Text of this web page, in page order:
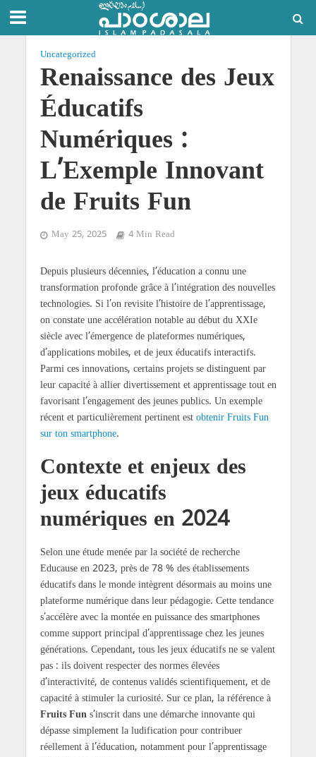
Uncategorized
Renaissance des Jeux
Éducatifs
Numériques :
L’Exemple Innovant
de Fruits Fun
May 25, 2025 4 Min Read
Depuis plusieurs décennies, l’éducation a connu une
transformation profonde grâce à l’intégration des nouvelles
technologies. Si l’on revisite l’histoire de l’apprentissage,
on constate une accélération notable au début du XXIe
siècle avec l’émergence de plateformes numériques,
d’applications mobiles, et de jeux éducatifs interactifs.
Parmi ces innovations, certains projets se distinguent par
leur capacité à allier divertissement et apprentissage tout en
favorisant l’engagement des jeunes publics. Un exemple
récent et particulièrement pertinent est obtenir Fruits Fun
sur ton smartphone.
Contexte et enjeux des
jeux éducatifs
numériques en 2024
Selon une étude menée par la société de recherche
Educause en 2023, près de 78 % des établissements
éducatifs dans le monde intègrent désormais au moins une
plateforme numérique dans leur pédagogie. Cette tendance
s’accélère avec la montée en puissance des smartphones
comme support principal d’apprentissage chez les jeunes
générations. Cependant, tous les jeux éducatifs ne se valent
pas : ils doivent respecter des normes élevées
d’interactivité, de contenus validés scientifiquement, et de
capacité à stimuler la curiosité. Sur ce plan, la référence à
Fruits Funs’inscrit dans une démarche innovante qui
dépasse simplement la ludification pour contribuer
réellement à l’éducation, notamment pour l’apprentissage